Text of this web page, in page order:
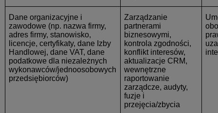
Dane organizacyjne i
zawodowe (np. nazwa firmy,
adres firmy, stanowisko,
licencje, certyfikaty, dane Izby
Handlowej, dane VAT, dane
podatkowe dla niezależnych
wykonawców/jednoosobowych
przedsiębiorców)
Zarządzanie
partnerami
biznesowymi,
kontrola zgodności,
konflikt interesów,
aktualizacje CRM,
wewnętrzne
raportowanie
zarządcze, audyty,
fuzje i
przejęcia/zbycia